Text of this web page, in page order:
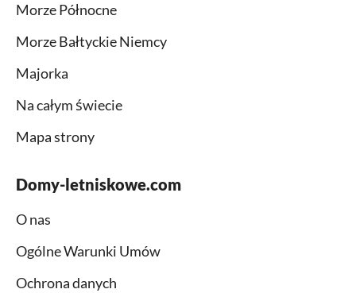
Morze Północne
Morze Bałtyckie Niemcy
Majorka
Na całym świecie
Mapa strony
Domy-letniskowe.com
O nas
Ogólne Warunki Umów
Ochrona danych